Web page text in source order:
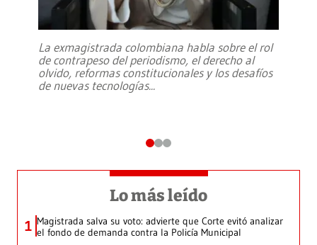
La exmagistrada colombiana habla sobre el rol
de contrapeso del periodismo, el derecho al
olvido, reformas constitucionales y los desafíos
de nuevas tecnologías...
Lo más leído
1 Magistrada salva su voto: advierte que Corte evitó analizar
el fondo de demanda contra la Policía Municipal